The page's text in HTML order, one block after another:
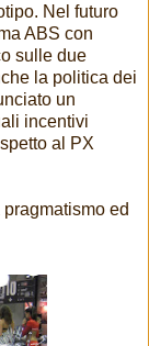
Nel futuro
ABS con
sulle due
la politica dei
un
incentivi
al PX
ed